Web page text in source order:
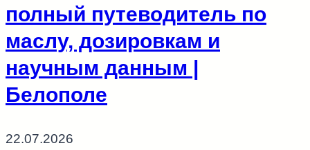
полный путеводитель по
маслу, дозировкам и
научным данным |
Белополе
22.07.2026